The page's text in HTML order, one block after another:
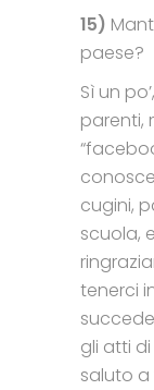
15)
paese?
Sì un
parenti,
cugini,
scuola,
tenerci
gli atti
saluto a